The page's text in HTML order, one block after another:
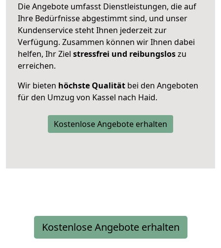
Die Angebote umfasst Dienstleistungen, die auf
Ihre Bedürfnisse abgestimmt sind, und unser
Kundenservice steht Ihnen jederzeit zur
Verfügung. Zusammen können wir Ihnen dabei
helfen, Ihr Ziel stressfrei und reibungsloszu
erreichen.
Wir bieten höchste Qualität bei den Angeboten
für den Umzug von Kassel nach Haid.
Kostenlose Angebote erhalten
Kostenlose Angebote erhalten